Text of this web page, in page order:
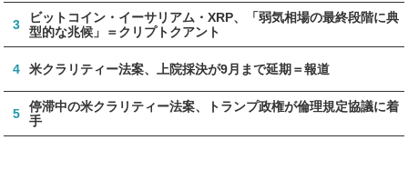
3
ビットコイン・イーサリアム・XRP、「弱気相場の最終段階に典
型的な兆候」＝クリプトクアント
4 米クラリティー法案、上院採決が9月まで延期＝報道
5
停滞中の米クラリティー法案、トランプ政権が倫理規定協議に着
手